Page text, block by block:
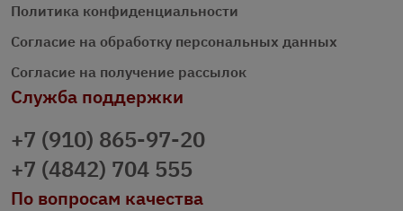
Политика конфиденциальности
Согласие на обработку персональных данных
Согласие на получение рассылок
Служба поддержки
+7 (910) 865-97-20
+7 (4842) 704 555
По вопросам качества